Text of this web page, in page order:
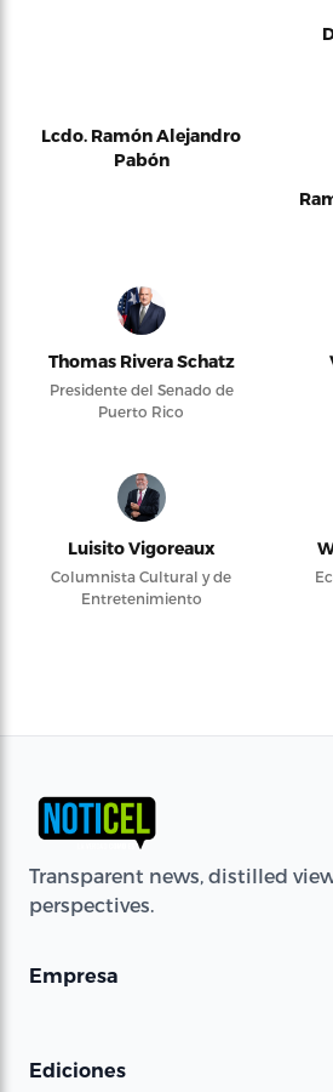
Lcdo. Ramón Alejandro
Pabón
Thomas Rivera Schatz
Presidente del Senado de
Puerto Rico
Luisito Vigoreaux
Columnista Cultural y de
Entretenimiento
Transparent news, distilled
perspectives.
Empresa
Ediciones